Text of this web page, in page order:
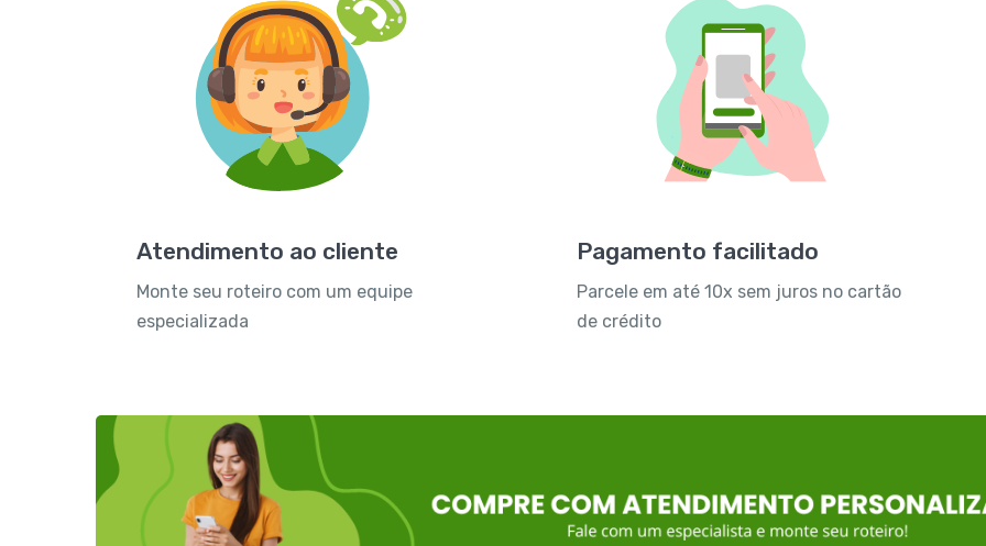
Atendimento ao cliente
Monte seu roteiro com um equipe
especializada
Pagamento facilitado
Parcele em até 10x sem juros no cartão
de crédito